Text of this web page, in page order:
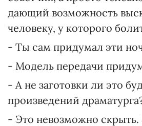
дающий возможность
человеку, у которого
- Ты сам придумал эти
- Модель передачи
- А не заготовки ли это
произведений
- Это невозможно